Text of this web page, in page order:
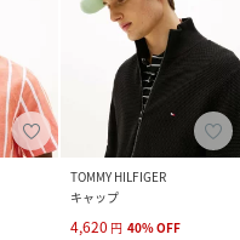
TOMMY HILFIGER
キャップ
4,620 円 40%OFF